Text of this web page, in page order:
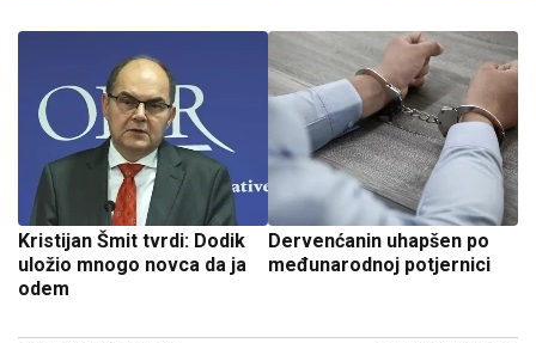
Kristijan Šmit tvrdi: Dodik
uložio mnogo novca da ja
odem
Dervenćanin uhapšen po
međunarodnoj potjernici